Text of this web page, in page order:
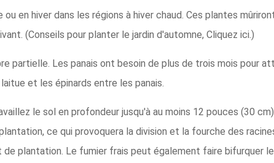
en hiver dans les régions à hiver chaud. Ces plantes
(Conseils pour planter le jardin d'automne, Cliquez ici.)
partielle. Les panais ont besoin de plus de trois mois pour
et les épinards entre les panais.
le sol en profondeur jusqu'à au moins 12 pouces (30
ce qui provoquera la division et la fourche des
plantation. Le fumier frais peut également faire bifurquer